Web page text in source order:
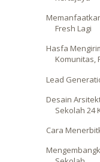
Fresh Lagi
Hasfa
Komunitas,
Lead
Desain
Sekolah 24
Cara